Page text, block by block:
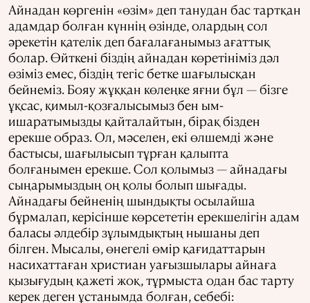
Айнадан көргенін «өзім» деп танудан бас тартқан
адамдар болған күннің өзінде, олардың сол
әрекетін қателік деп бағалағанымыз ағаттық
болар. Өйткені біздің айнадан көретініміз дәл
өзіміз емес, біздің тегіс бетке шағылысқан
бейнеміз. Бояу жұққан көлеңке яғни бұл — бізге
ұқсас, қимыл-қозғалысымыз бен ым-
ишаратымызды қайталайтын, бірақ бізден
ерекше образ. Ол, мәселен, екі өлшемді және
бастысы, шағылысып тұрған қалыпта
болғанымен ерекше. Сол қолымыз — айнадағы
сыңарымыздың оң қолы болып шығады.
Айнадағы бейненің шындықты осылайша
бұрмалап, керісінше көрсететін ерекшелігін адам
баласы әлдебір зұлымдықтың нышаны деп
білген. Мысалы, өнегелі өмір қағидаттарын
насихаттаған христиан уағызшылары айнаға
қызығудың қажеті жоқ, тұрмыста одан бас тарту
керек деген ұстанымда болған, себебі: